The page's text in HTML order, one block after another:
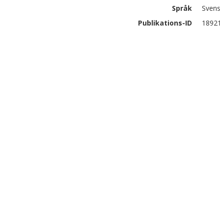
Språk
Publikations-ID